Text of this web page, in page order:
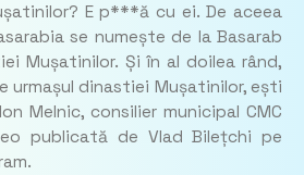
E p***ă cu ei. De aceea
se numește de la Basarab
Mușatinilor. Și în al doilea rând,
urmașul dinastiei Mușatinilor, ești
Melnic, consilier municipal CMC
publicată de Vlad Bilețchi pe